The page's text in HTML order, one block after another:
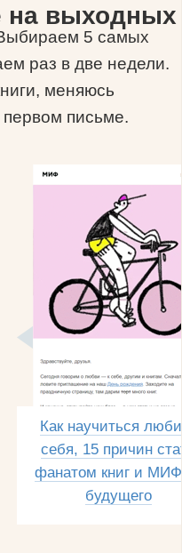
на выходных
5 самых
раз в две недели.
меняюсь
письме.
Как научиться
себя, 15 причин
фанатом книг и
будущего